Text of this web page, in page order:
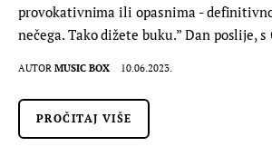
provokativnima ili opasnima -
nečega. Tako dižete buku.” Dan poslije,
AUTOR MUSIC BOX 10.06.2023.
PROČITAJ VIŠE